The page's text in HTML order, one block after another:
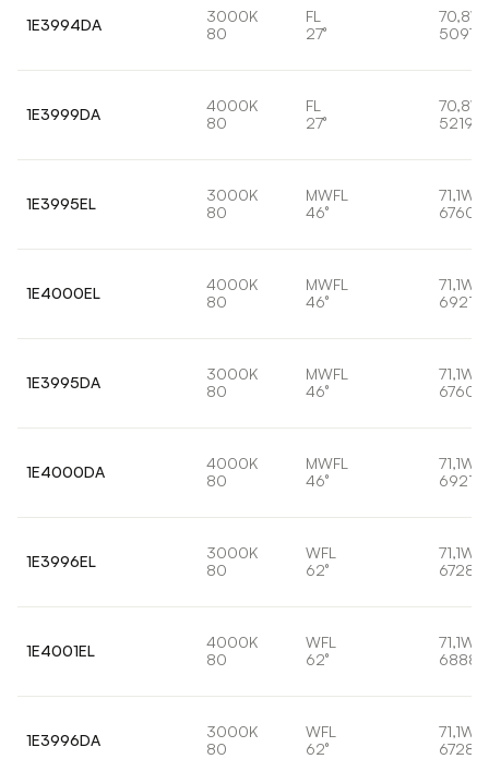
1E3994DA
3000K
80
FL
27°
70,8W
1E3999DA
4000K
80
FL
27°
70,8W
5219lm
1E3995EL
3000K
80
MWFL
46°
71,1W
1E4000EL
4000K
80
MWFL
46°
71,1W
6921lm
1E3995DA
3000K
80
MWFL
46°
71,1W
1E4000DA
4000K
80
MWFL
46°
71,1W
6921lm
1E3996EL
3000K
80
WFL
62°
71,1W
6728lm
1E4001EL
4000K
80
WFL
62°
71,1W
1E3996DA
3000K
80
WFL
62°
71,1W
6728lm